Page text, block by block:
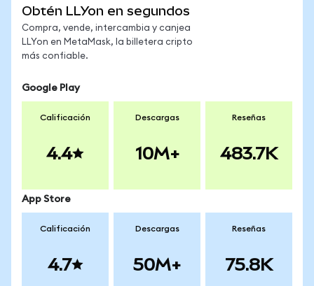
Obtén LLYon en segundos
Compra, vende, intercambia y canjea
LLYon en MetaMask, la billetera cripto
más confiable.
Google Play
Calificación
4.4
Descargas
10M+
Reseñas
483.7K
App Store
Calificación
4.7
Descargas
50M+
Reseñas
75.8K